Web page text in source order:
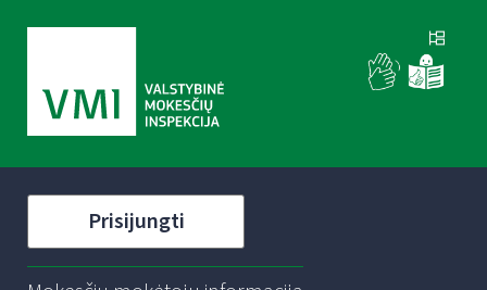
Prisijungti